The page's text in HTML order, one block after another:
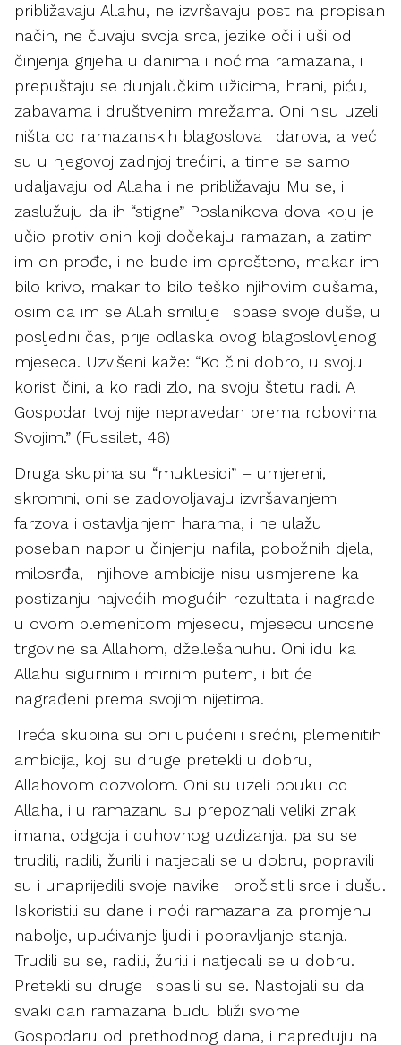
približavaju Allahu, ne izvršavaju post na propisan
način, ne čuvaju svoja srca, jezike oči i uši od
činjenja grijeha u danima i noćima ramazana, i
prepuštaju se dunjalučkim užicima, hrani, piću,
zabavama i društvenim mrežama. Oni nisu uzeli
ništa od ramazanskih blagoslova i darova, a već
su u njegovoj zadnjoj trećini, a time se samo
udaljavaju od Allaha i ne približavaju Mu se, i
zaslužuju da ih “stigne” Poslanikova dova koju je
učio protiv onih koji dočekaju ramazan, a zatim
im on prođe, i ne bude im oprošteno, makar im
bilo krivo, makar to bilo teško njihovim dušama,
osim da im se Allah smiluje i spase svoje duše, u
posljedni čas, prije odlaska ovog blagoslovljenog
mjeseca. Uzvišeni kaže: “Ko čini dobro, u svoju
korist čini, a ko radi zlo, na svoju štetu radi. A
Gospodar tvoj nije nepravedan prema robovima
Svojim.” (Fussilet, 46)
Druga skupina su “muktesidi” – umjereni,
skromni, oni se zadovoljavaju izvršavanjem
farzova i ostavljanjem harama, i ne ulažu
poseban napor u činjenju nafila, pobožnih djela,
milosrđa, i njihove ambicije nisu usmjerene ka
postizanju najvećih mogućih rezultata i nagrade
u ovom plemenitom mjesecu, mjesecu unosne
trgovine sa Allahom, džellešanuhu. Oni idu ka
Allahu sigurnim i mirnim putem, i bit će
nagrađeni prema svojim nijetima.
Treća skupina su oni upućeni i srećni, plemenitih
ambicija, koji su druge pretekli u dobru,
Allahovom dozvolom. Oni su uzeli pouku od
Allaha, i u ramazanu su prepoznali veliki znak
imana, odgoja i duhovnog uzdizanja, pa su se
trudili, radili, žurili i natjecali se u dobru, popravili
su i unaprijedili svoje navike i pročistili srce i dušu.
Iskoristili su dane i noći ramazana za promjenu
nabolje, upućivanje ljudi i popravljanje stanja.
Trudili su se, radili, žurili i natjecali se u dobru.
Pretekli su druge i spasili su se. Nastojali su da
svaki dan ramazana budu bliži svome
Gospodaru od prethodnog dana, i napreduju na